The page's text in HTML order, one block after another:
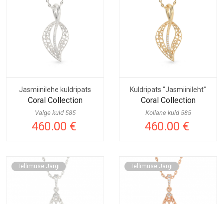
Jasmiinilehe kuldripats
Coral Collection
Valge kuld 585
460.00 €
Kuldripats "Jasmiinileht"
Coral Collection
Kollane kuld 585
460.00 €
Tellimuse Järgi Tellimuse Järgi